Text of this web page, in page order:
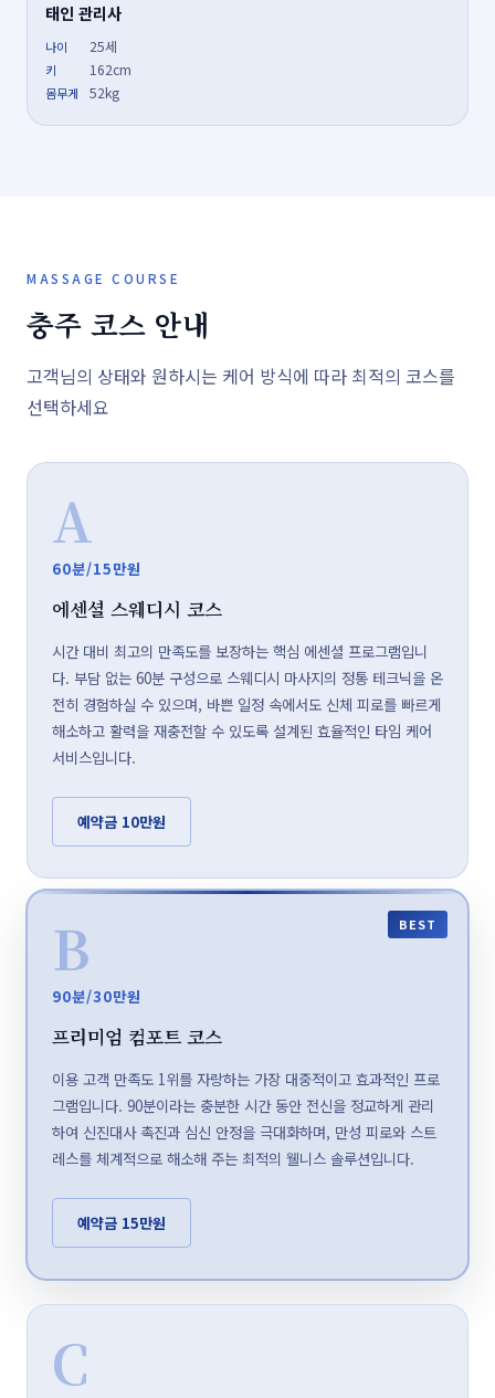
태인 관리사
나이 25세
키 162cm
몸무게 52kg
MASSAGE COURSE
충주 코스 안내
고객님의 상태와 원하시는 케어 방식에 따라 최적의 코스를
선택하세요
A
60분/15만원
에센셜 스웨디시 코스
시간 대비 최고의 만족도를 보장하는 핵심 에센셜 프로그램입니
다. 부담 없는 60분 구성으로 스웨디시 마사지의 정통 테크닉을 온
전히 경험하실 수 있으며, 바쁜 일정 속에서도 신체 피로를 빠르게
해소하고 활력을 재충전할 수 있도록 설계된 효율적인 타임 케어
서비스입니다.
예약금 10만원
BEST
B
90분/30만원
프리미엄 컴포트 코스
이용 고객 만족도 1위를 자랑하는 가장 대중적이고 효과적인 프로
그램입니다. 90분이라는 충분한 시간 동안 전신을 정교하게 관리
하여 신진대사 촉진과 심신 안정을 극대화하며, 만성 피로와 스트
레스를 체계적으로 해소해 주는 최적의 웰니스 솔루션입니다.
예약금 15만원
C